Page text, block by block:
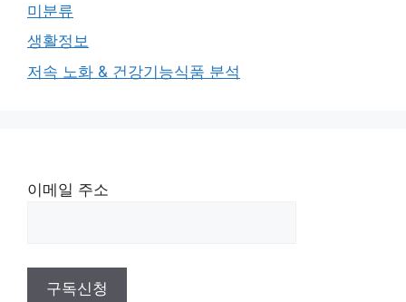
미분류
생활정보
저속 노화 & 건강기능식품 분석
이메일 주소